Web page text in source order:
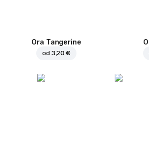
Ora Tangerine
od 3,20 €